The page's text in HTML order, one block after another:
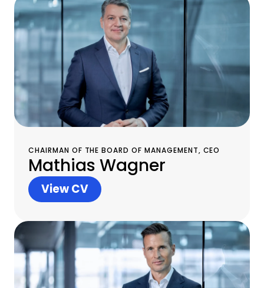
hoge mate aan al deze
eisen."
CHAIRMAN OF THE BOARD OF MANAGEMENT, CEO
Mathias Wagner
View CV